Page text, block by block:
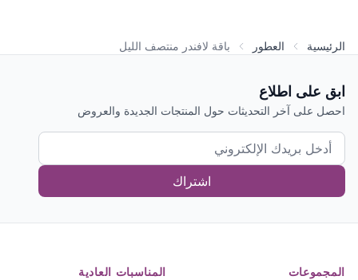
الرئيسية العطور باقة لافندر منتصف الليل
ابق على اطلاع
احصل على آخر التحديثات حول المنتجات الجديدة والعروض
اشتراك
المجموعات
المناسبات العادية